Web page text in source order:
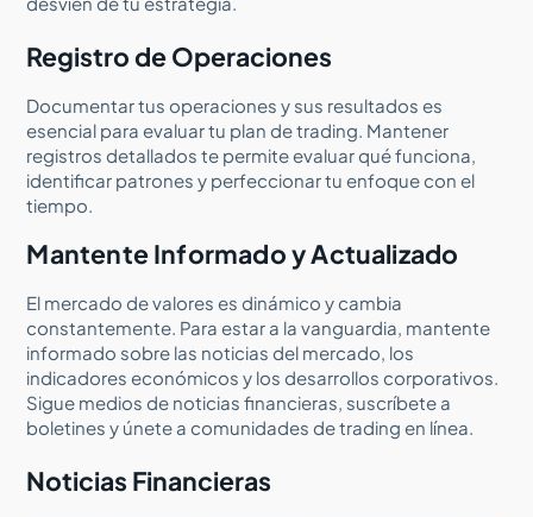
Registro de Operaciones
Documentar tus operaciones y sus resultados es
esencial para evaluar tu plan de trading. Mantener
registros detallados te permite evaluar qué funciona,
identificar patrones y perfeccionar tu enfoque con el
tiempo.
Mantente Informado y Actualizado
El mercado de valores es dinámico y cambia
constantemente. Para estar a la vanguardia, mantente
informado sobre las noticias del mercado, los
indicadores económicos y los desarrollos corporativos.
Sigue medios de noticias financieras, suscríbete a
boletines y únete a comunidades de trading en línea.
Noticias Financieras